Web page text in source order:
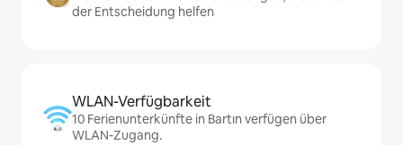
der Entscheidung helfen
WLAN-Verfügbarkeit
10 Ferienunterkünfte in Bartın verfügen über
WLAN-Zugang.